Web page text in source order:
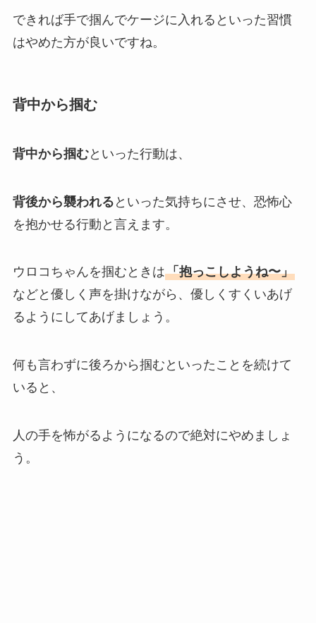
できれば手で掴んでケージに入れるといった習慣
はやめた方が良いですね。
背中から掴む
背中から掴むといった行動は、
背後から襲われる といった気持ちにさせ、恐怖心
を抱かせる行動と言えます。
ウロコちゃんを掴むときは「抱っこしようね〜」
などと優しく声を掛けながら、優しくすくいあげ
るようにしてあげましょう。
何も言わずに後ろから掴むといったことを続けて
いると、
人の手を怖がるようになるので絶対にやめましょ
う。